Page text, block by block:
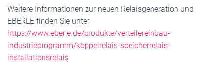
Weitere Informationen zur neuen Relaisgeneration und
EBERLE finden Sie unter
https://www.eberle.de/produkte/verteilereinbau-
industrieprogramm/koppelrelais-speicherrelais-
installationsrelais